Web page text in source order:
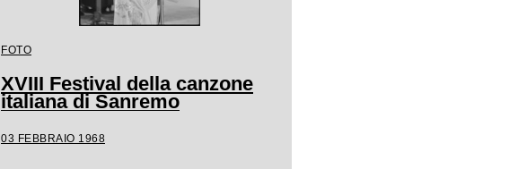
FOTO
XVIII Festival della canzone
italiana di Sanremo
03 FEBBRAIO 1968